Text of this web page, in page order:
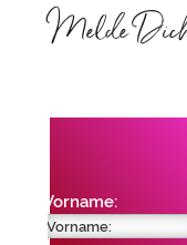
Melde Dich
Vorname: